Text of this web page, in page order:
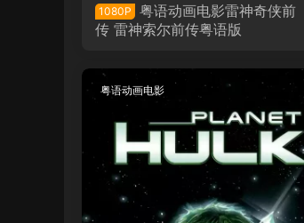
1080P
粤语动画电影雷神奇侠前
传 雷神索尔前传粤语版
粤语动画电影